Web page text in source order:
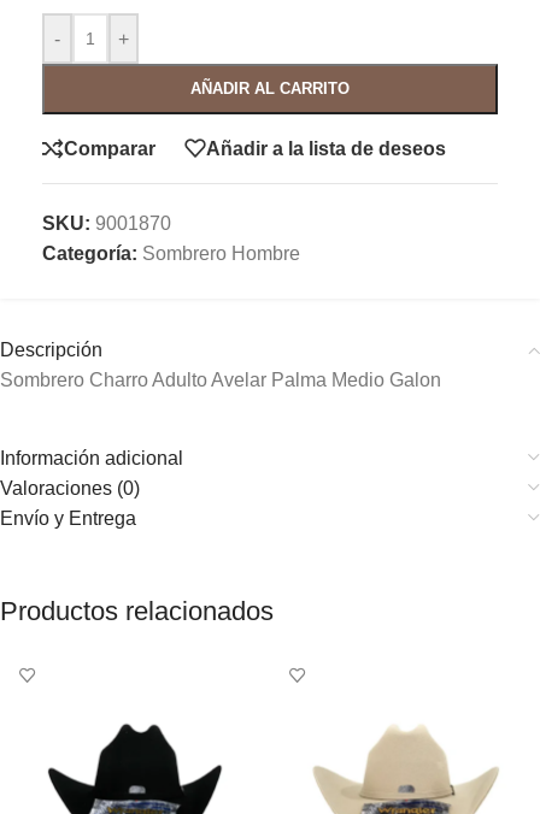
- +
AÑADIR AL CARRITO
Comparar Añadir a la lista de deseos
SKU: 9001870
Categoría: Sombrero Hombre
Descripción
Sombrero Charro Adulto Avelar Palma Medio Galon
Información adicional
Valoraciones (0)
Envío y Entrega
Productos relacionados